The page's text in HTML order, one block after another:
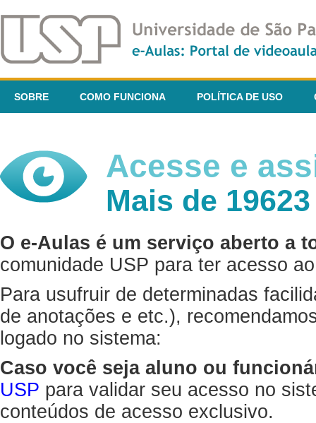
SOBRE COMO FUNCIONA POLÍTICA DE USO
Acesse e
Mais de
O e-Aulas é um serviço aberto a
comunidade USP para ter acesso
Para usufruir de determinadas
de anotações e etc.),
logado no sistema:
Caso você seja aluno ou
USP para validar seu acesso no
conteúdos de acesso exclusivo.